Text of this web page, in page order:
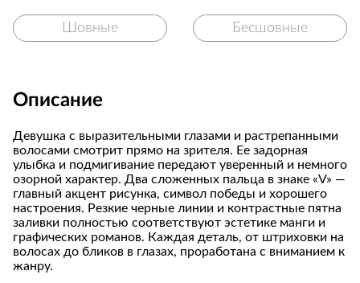
Шовные Бесшовные
Описание
Девушка с выразительными глазами и растрепанными
волосами смотрит прямо на зрителя. Ее задорная
улыбка и подмигивание передают уверенный и немного
озорной характер. Два сложенных пальца в знаке «V» —
главный акцент рисунка, символ победы и хорошего
настроения. Резкие черные линии и контрастные пятна
заливки полностью соответствуют эстетике манги и
графических романов. Каждая деталь, от штриховки на
волосах до бликов в глазах, проработана с вниманием к
жанру.